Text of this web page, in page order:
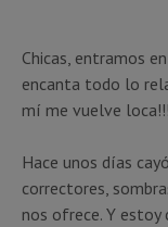
Chicas, entramos
encanta todo lo
mí me vuelve loca!!!
Hace unos días
correctores,
nos ofrece. Y estoy